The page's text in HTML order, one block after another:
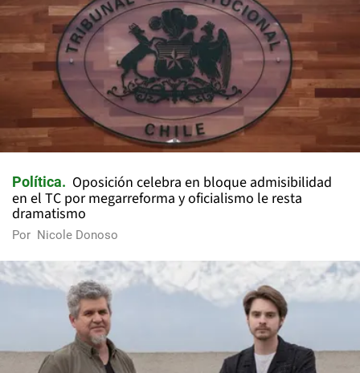
Política
Oposición celebra en bloque admisibilidad
en el TC por megarreforma y oficialismo le resta
dramatismo
Por Nicole Donoso